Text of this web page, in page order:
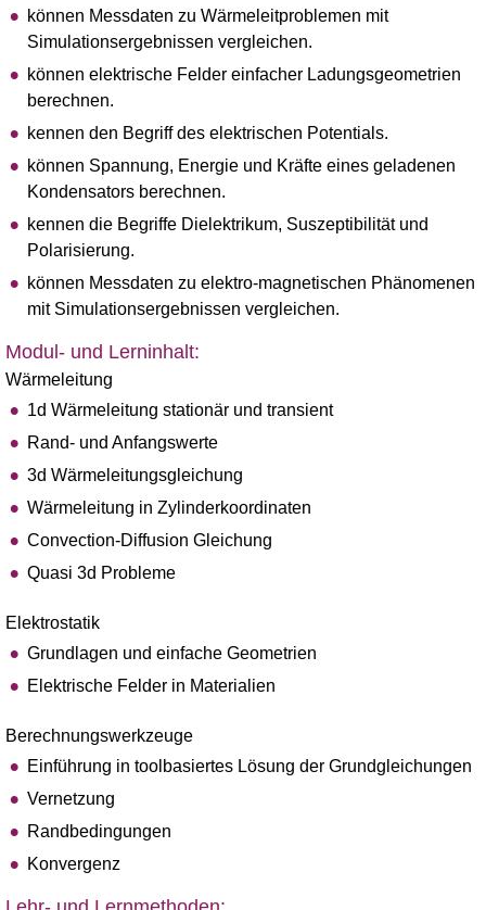
können Messdaten zu Wärmeleitproblemen mit
Simulationsergebnissen vergleichen.
können elektrische Felder einfacher Ladungsgeometrien
berechnen.
kennen den Begriff des elektrischen Potentials.
können Spannung, Energie und Kräfte eines geladenen
Kondensators berechnen.
kennen die Begriffe Dielektrikum, Suszeptibilität und
Polarisierung.
können Messdaten zu elektro-magnetischen Phänomenen
mit Simulationsergebnissen vergleichen.
Modul- und Lerninhalt:
Wärmeleitung
1d Wärmeleitung stationär und transient
Rand- und Anfangswerte
3d Wärmeleitungsgleichung
Wärmeleitung in Zylinderkoordinaten
Convection-Diffusion Gleichung
Quasi 3d Probleme
Elektrostatik
Grundlagen und einfache Geometrien
Elektrische Felder in Materialien
Berechnungswerkzeuge
Einführung in toolbasiertes Lösung der Grundgleichungen
Vernetzung
Randbedingungen
Konvergenz